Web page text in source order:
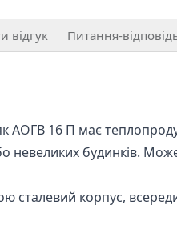
відгук Питання-
АОГВ 16 П має
будинків.
сталевий корпус,